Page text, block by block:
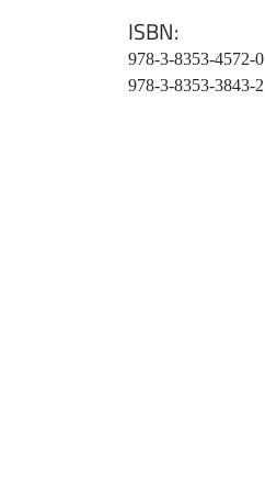
ISBN
978-3-8353-4572-0
978-3-8353-3843-2